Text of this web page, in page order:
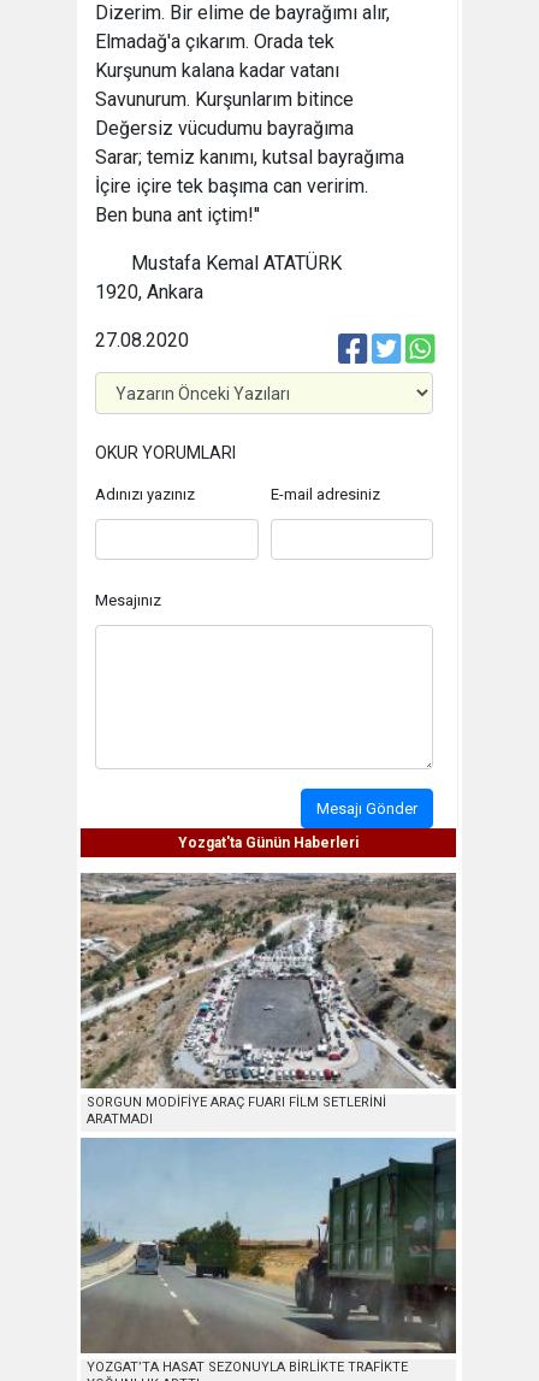
Dizerim. Bir elime de bayrağımı alır,
Elmadağ'a çıkarım. Orada tek
Kurşunum kalana kadar vatanı
Savunurum. Kurşunlarım bitince
Değersiz vücudumu bayrağıma
Sarar; temiz kanımı, kutsal bayrağıma
İçire içire tek başıma can veririm.
Ben buna ant içtim!''
Mustafa Kemal ATATÜRK
1920, Ankara
27.08.2020
OKUR YORUMLARI
Adınızı yazınız E-mail adresiniz
Mesajınız
Mesajı Gönder
Yozgat'ta Günün Haberleri
SORGUN MODİFİYE ARAÇ FUARI FİLM SETLERİNİ
ARATMADI
YOZGAT’TA HASAT SEZONUYLA BİRLİKTE TRAFİKTE